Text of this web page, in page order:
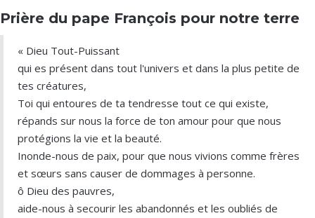
Prière du pape François pour notre terre
« Dieu Tout-Puissant
qui es présent dans tout l'univers et dans la plus petite de
tes créatures,
Toi qui entoures de ta tendresse tout ce qui existe,
répands sur nous la force de ton amour pour que nous
protégions la vie et la beauté.
Inonde-nous de paix, pour que nous vivions comme frères
et sœurs sans causer de dommages à personne.
ô Dieu des pauvres,
aide-nous à secourir les abandonnés et les oubliés de